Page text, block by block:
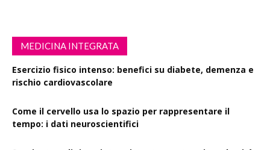
MEDICINA INTEGRATA
Esercizio fisico intenso: benefici su diabete, demenza e
rischio cardiovascolare
Come il cervello usa lo spazio per rappresentare il
tempo: i dati neuroscientifici